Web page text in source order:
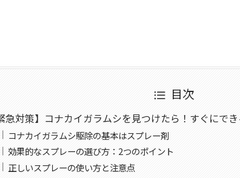
目次
急対策】コナカイガラムシを見つけたら！すぐにで
コナカイガラムシ駆除の基本はスプレー剤
効果的なスプレーの選び方：2つのポイント
正しいスプレーの使い方と注意点